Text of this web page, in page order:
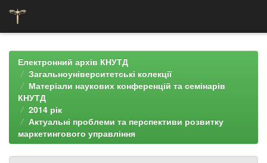
navigationЕлектронний архів КНУТД
Загальноуніверситетські колекції
Матеріали наукових конференцій та семінарів
КНУТД
2014 рік
Актуальні проблеми та перспективи розвитку
маркетингового управління